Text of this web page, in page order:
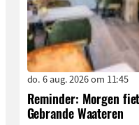
do. 6 aug. 2026 om 11:45
Reminder: Morgen
Gebrande Waateren